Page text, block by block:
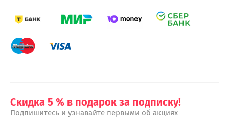
Скидка 5 % в подарок за подписку!
Подпишитесь и узнавайте первыми об акциях